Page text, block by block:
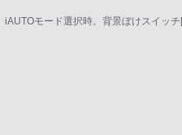
モード選択時。背景ぼけスイッ